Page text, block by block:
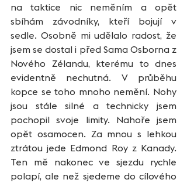
na taktice nic neměním a opět
sbíhám závodníky, kteří bojují v
sedle. Osobně mi udělalo radost, že
jsem se dostal i před Sama Osborna z
Nového Zélandu, kterému to dnes
evidentně nechutná. V průběhu
kopce se toho mnoho nemění. Nohy
jsou stále silné a technicky jsem
pochopil svoje limity. Nahoře jsem
opět osamocen. Za mnou s lehkou
ztrátou jede Edmond Roy z Kanady.
Ten mě nakonec ve sjezdu rychle
polapí, ale než sjedeme do cílového